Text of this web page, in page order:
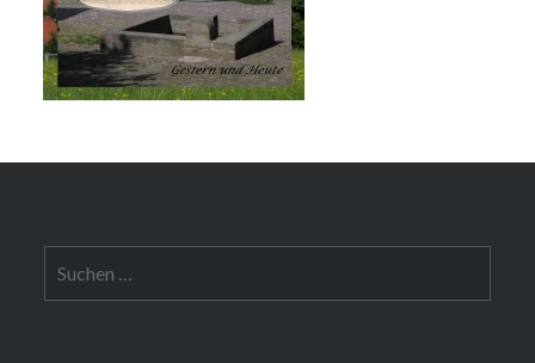
nach: